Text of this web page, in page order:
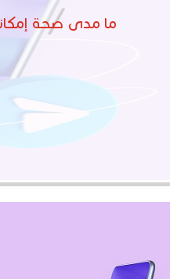
ما مدى صحة